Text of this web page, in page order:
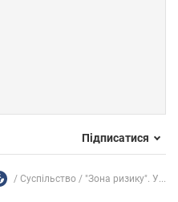
Підписатися
Суспільство "Зона ризику". У...